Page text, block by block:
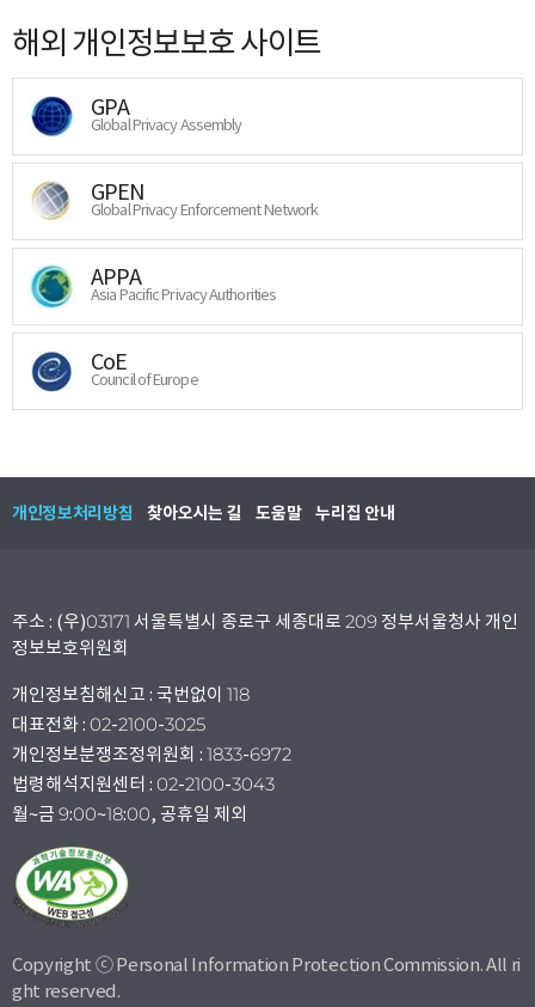
해외 개인정보보호 사이트
GPA
Global Privacy Assembly
GPEN
Global Privacy Enforcement Network
APPA
Asia Pacific Privacy Authorities
CoE
Council of Europe
개인정보처리방침 찾아오시는 길 도움말 누리집 안내
주소 : (우)03171 서울특별시 종로구 세종대로 209 정부서울청사 개인
정보보호위원회
개인정보침해신고 : 국번없이 118
대표전화 : 02-2100-3025
개인정보분쟁조정위원회 : 1833-6972
법령해석지원센터 : 02-2100-3043
월~금 9:00~18:00, 공휴일 제외
Copyright ⓒ Personal Information Protection Commission. All ri
ght reserved.